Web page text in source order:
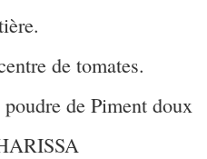
de tomates.
de Piment doux